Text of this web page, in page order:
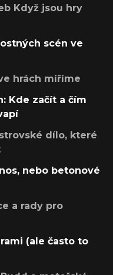
Když jsou hry
scén ve
hrách míříme
Kde začít a čím
dílo, které
nebo betonové
a rady pro
(ale často to